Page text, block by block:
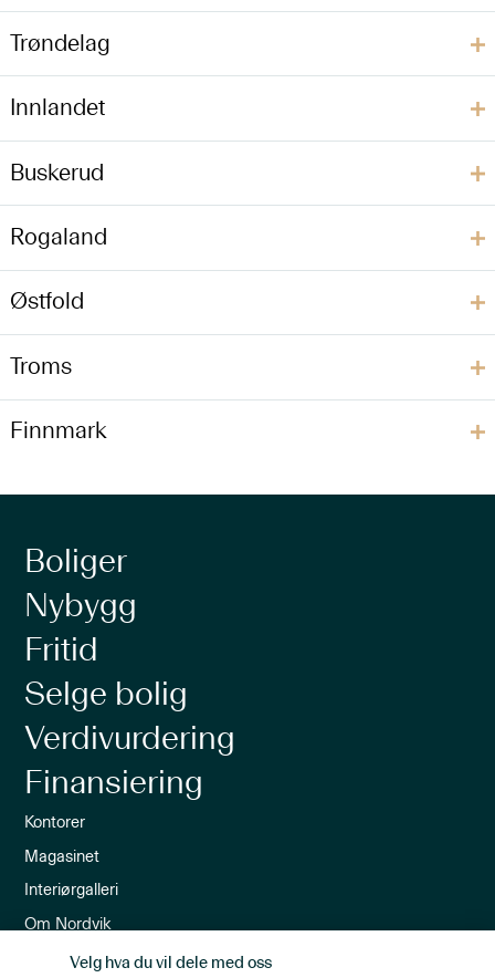
Trøndelag
Innlandet
Buskerud
Rogaland
Østfold
Troms
Finnmark
Boliger
Nybygg
Fritid
Selge bolig
Verdivurdering
Finansiering
Kontorer
Magasinet
Interiørgalleri
Om Nordvik
Ledige stillinger
Velg hva du vil dele med oss